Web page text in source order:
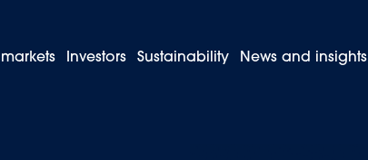
Investors Sustainability News and insights